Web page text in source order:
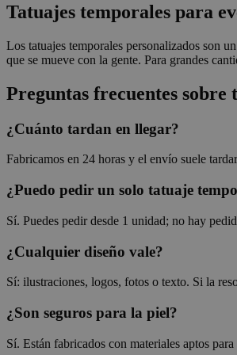
Tatuajes temporales para
Los tatuajes temporales personalizados son
que se mueve con la gente. Para grandes
Preguntas frecuentes sobre
¿Cuánto tardan en llegar?
Fabricamos en 24 horas y el envío suele
¿Puedo pedir un solo tatuaje
Sí. Puedes pedir desde 1 unidad; no hay
¿Cualquier diseño vale?
Sí: ilustraciones, logos, fotos o texto. Si la
¿Son seguros para la piel?
Sí. Están fabricados con materiales aptos